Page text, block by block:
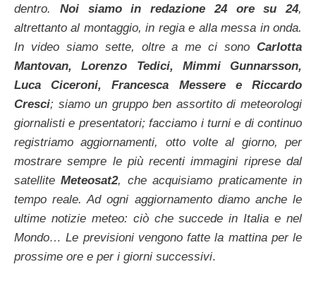
dentro. Noi siamo in redazione 24 ore su 24,
altrettanto al montaggio, in regia e alla messa in onda.
In video siamo sette, oltre a me ci sono Carlotta
Mantovan, Lorenzo Tedici, Mimmi Gunnarsson,
Luca Ciceroni, Francesca Messere e Riccardo
Cresci; siamo un gruppo ben assortito di meteorologi
giornalisti e presentatori; facciamo i turni e di continuo
registriamo aggiornamenti, otto volte al giorno, per
mostrare sempre le più recenti immagini riprese dal
satelliteMeteosat2, che acquisiamo praticamente in
tempo reale. Ad ogni aggiornamento diamo anche le
ultime notizie meteo: ciò che succede in Italia e nel
Mondo… Le previsioni vengono fatte la mattina per le
prossime ore e per i giorni successivi.